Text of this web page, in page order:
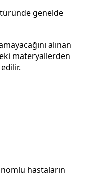
genelde
alınan
materyallerden
hastaların